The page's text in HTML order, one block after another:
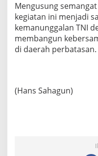
‎Mengusung semangat
kegiatan ini menjadi
kemanunggalan TNI
membangun
di daerah perbatasan.
(Hans Sahagun)